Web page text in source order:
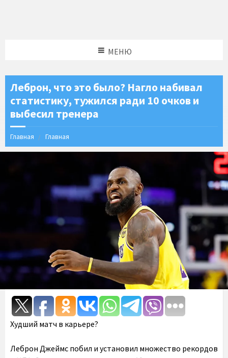
МЕНЮ
Леброн, что это было? Нагло набивал
статистику, тужился ради 10 очков и
выбесил тренера
Главная Главная
Худший матч в карьере?
Леброн Джеймс побил и установил множество рекордов